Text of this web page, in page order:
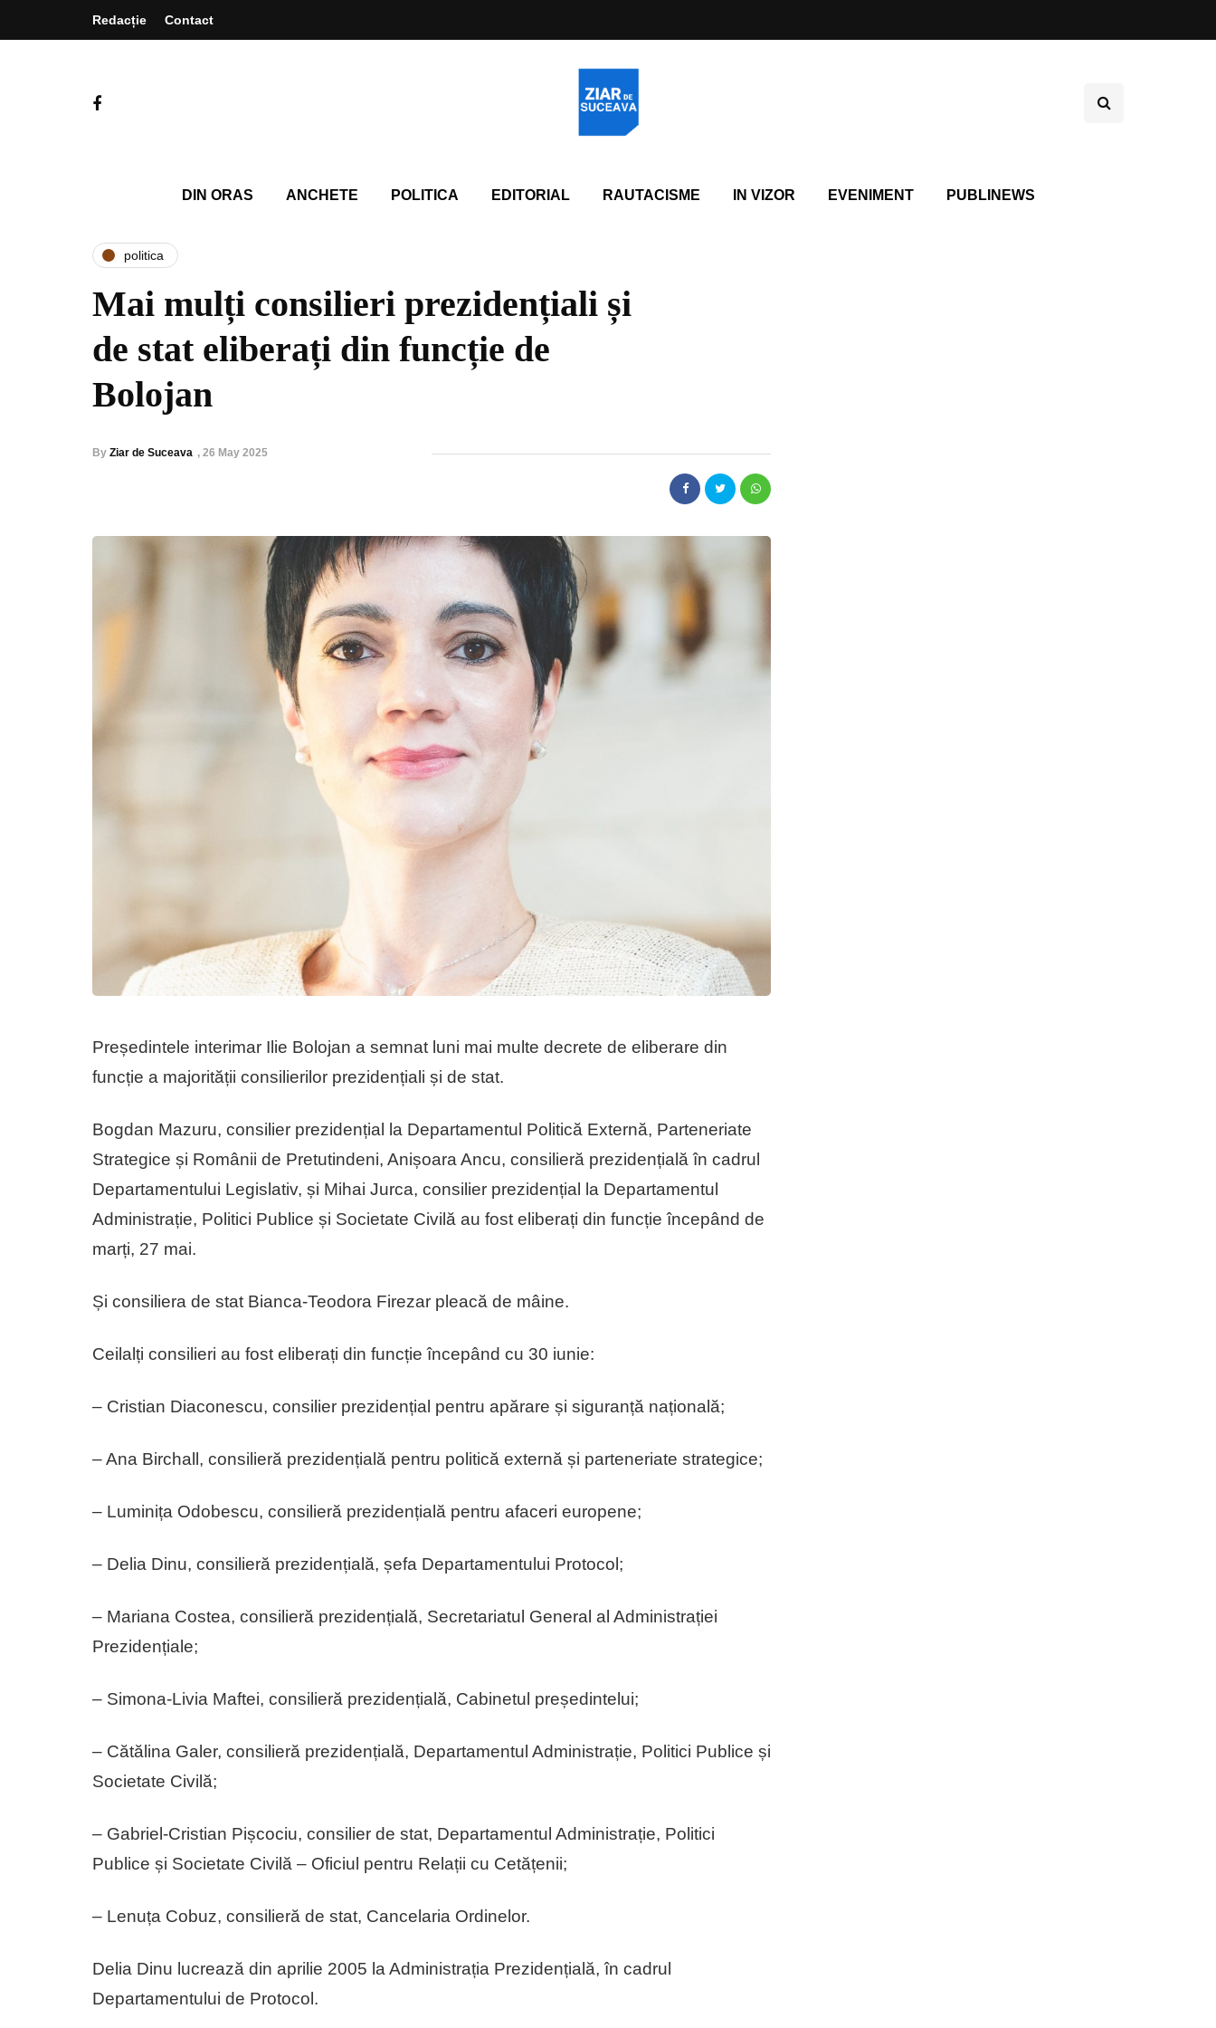
Redacție Contact
DIN ORAS ANCHETE POLITICA EDITORIAL RAUTACISME IN VIZOR EVENIMENT PUBLINEWS
politica
Mai mulți consilieri prezidențiali și
de stat eliberați din funcție de
Bolojan
By Ziar de Suceava , 26 May 2025
Președintele interimar Ilie Bolojan a semnat luni mai multe decrete de eliberare din
funcție a majorității consilierilor prezidențiali și de stat.
Bogdan Mazuru, consilier prezidențial la Departamentul Politică Externă, Parteneriate
Strategice și Românii de Pretutindeni, Anișoara Ancu, consilieră prezidențială în cadrul
Departamentului Legislativ, și Mihai Jurca, consilier prezidențial la Departamentul
Administrație, Politici Publice și Societate Civilă au fost eliberați din funcție începând de
marți, 27 mai.
Și consiliera de stat Bianca-Teodora Firezar pleacă de mâine.
Ceilalți consilieri au fost eliberați din funcție începând cu 30 iunie:
– Cristian Diaconescu, consilier prezidențial pentru apărare și siguranță națională;
– Ana Birchall, consilieră prezidențială pentru politică externă și parteneriate strategice;
– Luminița Odobescu, consilieră prezidențială pentru afaceri europene;
– Delia Dinu, consilieră prezidențială, șefa Departamentului Protocol;
– Mariana Costea, consilieră prezidențială, Secretariatul General al Administrației
Prezidențiale;
– Simona-Livia Maftei, consilieră prezidențială, Cabinetul președintelui;
– Cătălina Galer, consilieră prezidențială, Departamentul Administrație, Politici Publice și
Societate Civilă;
– Gabriel-Cristian Pișcociu, consilier de stat, Departamentul Administrație, Politici
Publice și Societate Civilă – Oficiul pentru Relații cu Cetățenii;
– Lenuța Cobuz, consilieră de stat, Cancelaria Ordinelor.
Delia Dinu lucrează din aprilie 2005 la Administrația Prezidențială, în cadrul
Departamentului de Protocol.